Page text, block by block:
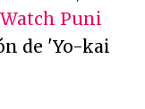
Puni
de 'Yo-kai